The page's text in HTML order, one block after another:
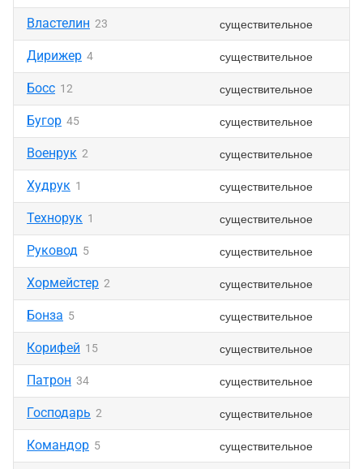
Властелин 23 существительное
Дирижер 4 существительное
Босс 12 существительное
Бугор 45 существительное
Военрук 2 существительное
Худрук 1 существительное
Технорук 1 существительное
Руковод 5 существительное
Хормейстер 2 существительное
Бонза 5 существительное
Корифей 15 существительное
Патрон 34 существительное
Господарь 2 существительное
Командор 5 существительное